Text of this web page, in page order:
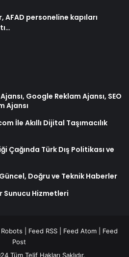
AFAD personeline kapıları
Google Reklam Ajansı, SEO
Ajansı
İle Akıllı Dijital Taşımacılık
Çağında Türk Dış Politikası ve
Doğru ve Teknik Haberler
Sunucu Hizmetleri
Robots Feed RSS Feed Atom
Feed
Post
Tüm Telif Hakları Saklıdır.